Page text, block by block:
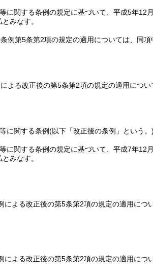
に関する条例の規定に基づいて、平成5年12
みなす。
例第5条第2項の規定の適用については、同
よる改正後の第5条第2項の規定の適用につ
に関する条例(以下「改正後の条例」という。)
に関する条例の規定に基づいて、平成7年12
みなす。
よる改正後の第5条第2項の規定の適用に
よる改正後の第5条第2項の規定の適用に